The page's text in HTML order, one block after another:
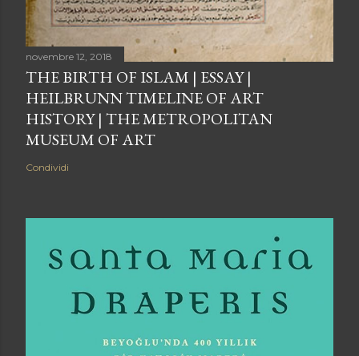
novembre 12, 2018
THE BIRTH OF ISLAM | ESSAY |
HEILBRUNN TIMELINE OF ART
HISTORY | THE METROPOLITAN
MUSEUM OF ART
Condividi